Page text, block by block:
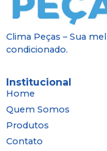
Clima Peças – Sua
condicionado.
Institucional
Home
Quem Somos
Produtos
Contato